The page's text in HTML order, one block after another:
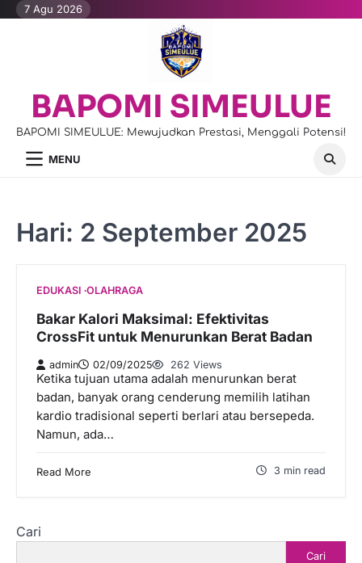
Skip7 Agu 2026
BAPOMI SIMEULUE
BAPOMI SIMEULUE: Mewujudkan Prestasi, Menggali Potensi!
MENU
Hari: 2 September 2025
EDUKASI OLAHRAGA
Bakar Kalori Maksimal: Efektivitas
CrossFit untuk Menurunkan Berat Badan
admin 02/09/2025 262 Views
Ketika tujuan utama adalah menurunkan berat
badan, banyak orang cenderung memilih latihan
kardio tradisional seperti berlari atau bersepeda.
Namun, ada…
Read More 3 min read
Cari
Cari